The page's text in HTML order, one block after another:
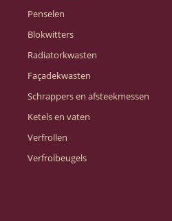
Penselen
Blokwitters
Radiatorkwasten
Façadekwasten
Schrappers en afsteekmessen
Ketels en vaten
Verfrollen
Verfrolbeugels